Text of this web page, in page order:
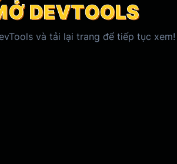
DEVTOOLS
DEVTOOLS
DEVTOOLS
và tải lại trang để tiếp tục xem!